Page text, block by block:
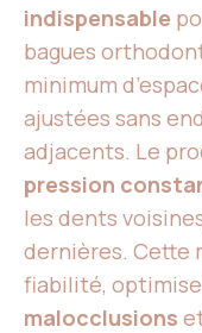
indispensable
bagues
minimum
ajustées sans
adjacents. Le
pression
les dents
dernières. Cette
fiabilité,
malocclusions